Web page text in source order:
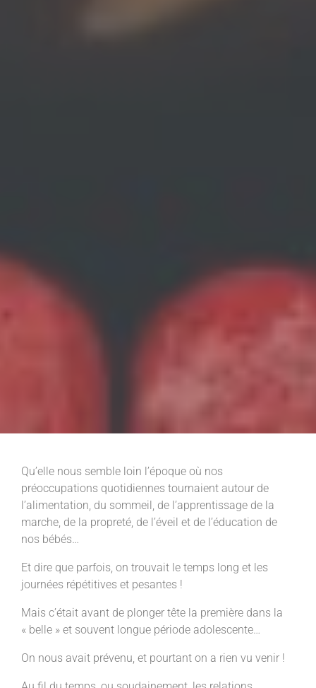
Qu’elle nous semble loin l’époque où nos
préoccupations quotidiennes tournaient autour de
l’alimentation, du sommeil, de l’apprentissage de la
marche, de la propreté, de l’éveil et de l’éducation de
nos bébés…
Et dire que parfois, on trouvait le temps long et les
journées répétitives et pesantes !
Mais c’était avant de plonger tête la première dans la
« belle » et souvent longue période adolescente…
On nous avait prévenu, et pourtant on a rien vu venir !